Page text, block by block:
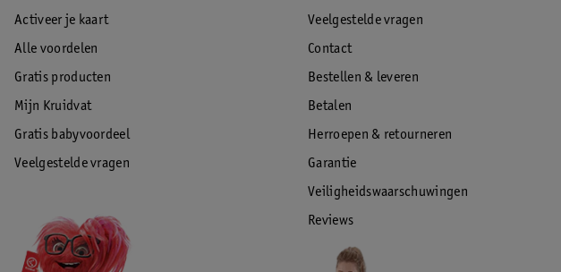
Activeer je kaart
Alle voordelen
Gratis producten
Mijn Kruidvat
Gratis babyvoordeel
Veelgestelde vragen
Veelgestelde vragen
Contact
Bestellen & leveren
Betalen
Herroepen & retourneren
Garantie
Veiligheidswaarschuwingen
Reviews